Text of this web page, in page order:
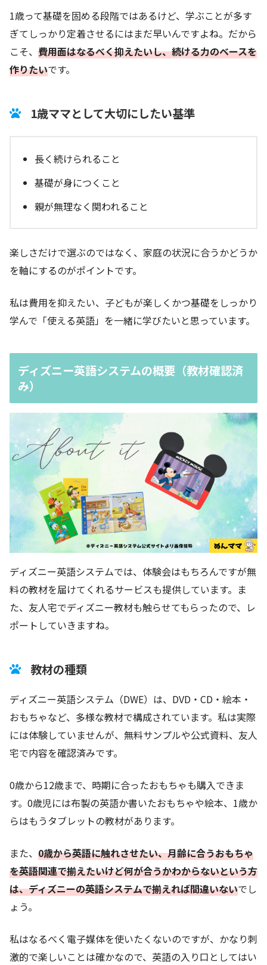
1歳って基礎を固める段階ではあるけど、学ぶことが多す
ぎてしっかり定着させるにはまだ早いんですよね。だから
こそ、 費用面はなるべく抑えたいし、続ける力のベースを
作りたいです。
1歳ママとして大切にしたい基準
長く続けられること
基礎が身につくこと
親が無理なく関われること
楽しさだけで選ぶのではなく、家庭の状況に合うかどうか
を軸にするのがポイントです。
私は費用を抑えたい、子どもが楽しくかつ基礎をしっかり
学んで「使える英語」を一緒に学びたいと思っています。
ディズニー英語システムの概要（教材確認済
み）
ディズニー英語システムでは、体験会はもちろんですが無
料の教材を届けてくれるサービスも提供しています。ま
た、友人宅でディズニー教材も触らせてもらったので、レ
ポートしていきますね。
教材の種類
ディズニー英語システム（DWE）は、DVD・CD・絵本・
おもちゃなど、多様な教材で構成されています。私は実際
には体験していませんが、無料サンプルや公式資料、友人
宅で内容を確認済みです。
0歳から12歳まで、時期に合ったおもちゃも購入できま
す。0歳児には布製の英語か書いたおもちゃや絵本、1歳か
らはもうタブレットの教材があります。
また、 0歳から英語に触れさせたい、月齢に合うおもちゃ
を英語関連で揃えたいけど何が合うかわからないという方
は、ディズニーの英語システムで揃えれば間違いないでし
ょう。
私はなるべく電子媒体を使いたくないのですが、かなり刺
激的で楽しいことは確かなので、英語の入り口としてはい